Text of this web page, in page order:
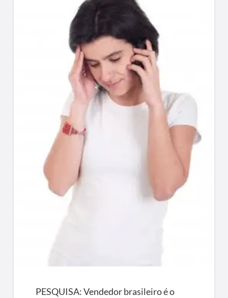
PESQUISA: Vendedor brasileiro é o